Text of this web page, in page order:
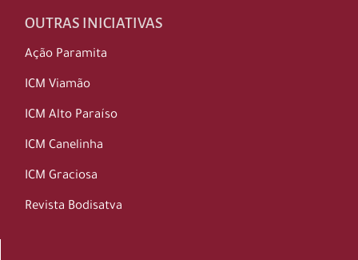
OUTRAS INICIATIVAS
Ação Paramita
ICM Viamão
ICM Alto Paraíso
ICM Canelinha
ICM Graciosa
Revista Bodisatva